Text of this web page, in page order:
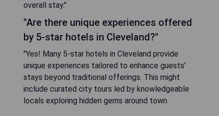
overall stay."
"Are there unique experiences offered
by 5-star hotels in Cleveland?"
"Yes! Many 5-star hotels in Cleveland provide
unique experiences tailored to enhance guests'
stays beyond traditional offerings. This might
include curated city tours led by knowledgeable
locals exploring hidden gems around town